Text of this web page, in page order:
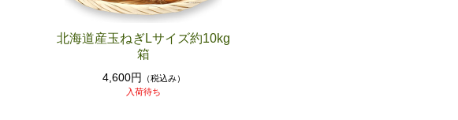
北海道産玉ねぎLサイズ約10kg
箱
4,600円
（税込み）
入荷待ち